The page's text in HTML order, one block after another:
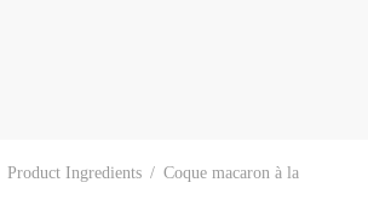
Product Ingredients / Coque macaron à la